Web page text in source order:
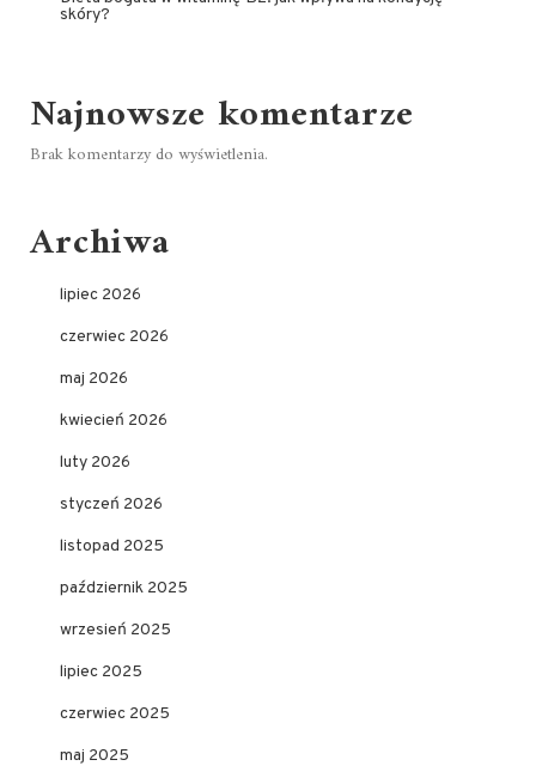
skóry?
Najnowsze komentarze
Brak komentarzy do wyświetlenia.
Archiwa
lipiec 2026
czerwiec 2026
maj 2026
kwiecień 2026
luty 2026
styczeń 2026
listopad 2025
październik 2025
wrzesień 2025
lipiec 2025
czerwiec 2025
maj 2025